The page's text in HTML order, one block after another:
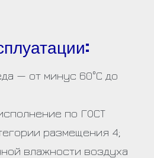
— от минус 60°С до
по ГОСТ
размещения 4;
влажности воздуха